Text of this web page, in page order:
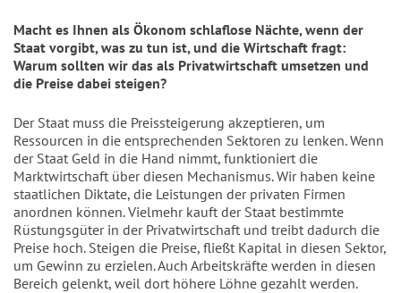
Macht es Ihnen als Ökonom schlaflose Nächte, wenn der
Staat vorgibt, was zu tun ist, und die Wirtschaft fragt:
Warum sollten wir das als Privatwirtschaft umsetzen und
die Preise dabei steigen?
Der Staat muss die Preissteigerung akzeptieren, um
Ressourcen in die entsprechenden Sektoren zu lenken. Wenn
der Staat Geld in die Hand nimmt, funktioniert die
Marktwirtschaft über diesen Mechanismus. Wir haben keine
staatlichen Diktate, die Leistungen der privaten Firmen
anordnen können. Vielmehr kauft der Staat bestimmte
Rüstungsgüter in der Privatwirtschaft und treibt dadurch die
Preise hoch. Steigen die Preise, fließt Kapital in diesen Sektor,
um Gewinn zu erzielen. Auch Arbeitskräfte werden in diesen
Bereich gelenkt, weil dort höhere Löhne gezahlt werden.